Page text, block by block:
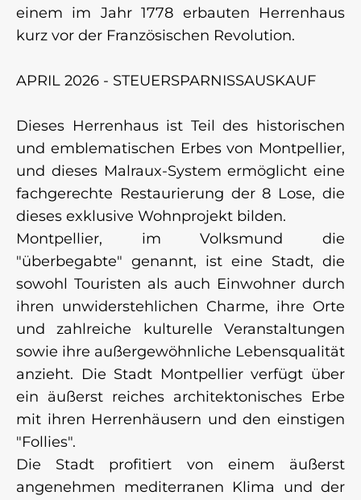
einem im Jahr 1778 erbauten Herrenhaus
kurz vor der Französischen Revolution.
APRIL 2026 - STEUERSPARNISSAUSKAUF
Dieses Herrenhaus ist Teil des historischen
und emblematischen Erbes von Montpellier,
und dieses Malraux-System ermöglicht eine
fachgerechte Restaurierung der 8 Lose, die
dieses exklusive Wohnprojekt bilden.
Montpellier, im Volksmund die
"überbegabte" genannt, ist eine Stadt, die
sowohl Touristen als auch Einwohner durch
ihren unwiderstehlichen Charme, ihre Orte
und zahlreiche kulturelle Veranstaltungen
sowie ihre außergewöhnliche Lebensqualität
anzieht. Die Stadt Montpellier verfügt über
ein äußerst reiches architektonisches Erbe
mit ihren Herrenhäusern und den einstigen
"Follies".
Die Stadt profitiert von einem äußerst
angenehmen mediterranen Klima und der